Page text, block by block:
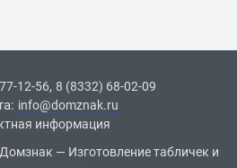
12-56, 8 (8332) 68-02-09
info@domznak.ru
информация
Домзнак — Изготовление табличек и